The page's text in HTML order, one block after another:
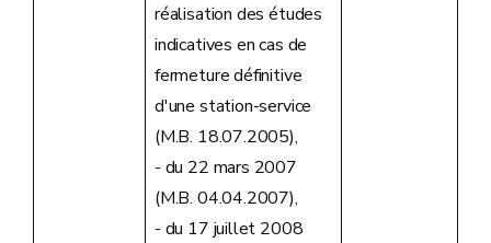
réalisation des études
indicatives en cas de
fermeture définitive
d'une station-service
(M.B. 18.07.2005),
- du 22 mars 2007
(M.B. 04.04.2007),
- du 17 juillet 2008